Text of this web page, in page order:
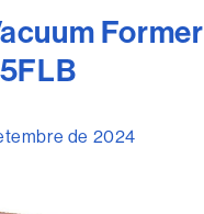
Former
de 2024